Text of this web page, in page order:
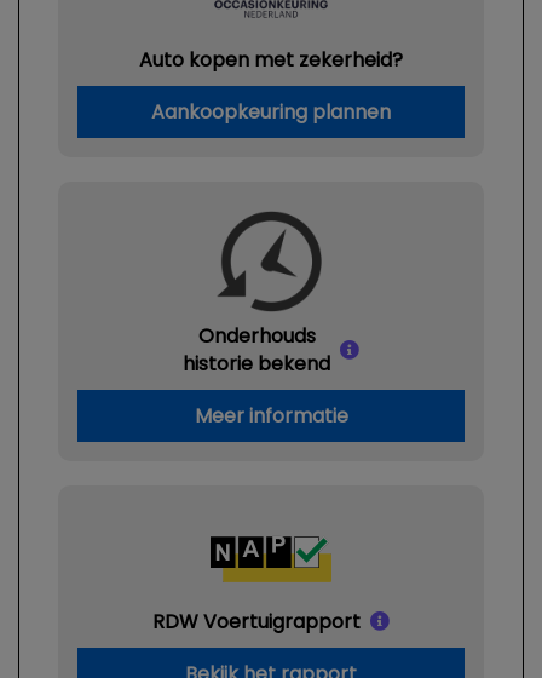
Auto kopen met zekerheid?
Aankoopkeuring plannen
Onderhouds
historie bekend
Meer informatie
RDW Voertuigrapport